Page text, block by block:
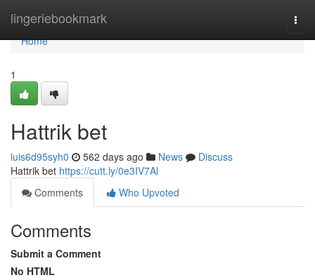
lingeriebookmark
Home
Home
1
Hattrik bet
luis6d95syh0 562 days ago News
Discuss
Hattrik bet https://cutt.ly/0e3IV7Al
Comments
Who Upvoted
Comments
Submit a Comment
No HTML